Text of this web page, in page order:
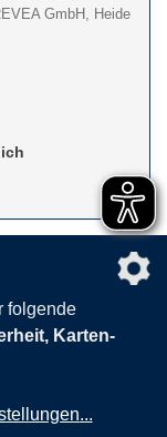
GmbH, Heide
nach
GmbH & Co. KG
folgende
Karten-
...